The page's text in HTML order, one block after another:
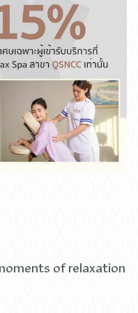
of relaxation